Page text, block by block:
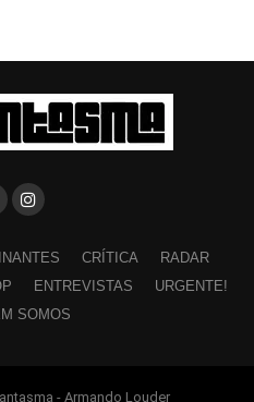
CRÍTICA
RADAR
ENTREVISTAS
URGENTE!
SOMOS
- Armando Louder